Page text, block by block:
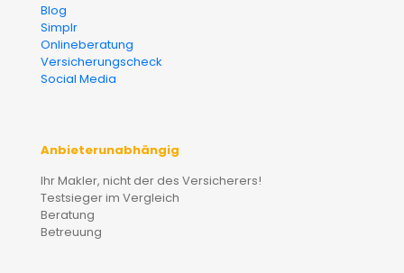
Blog
Simplr
Onlineberatung
Versicherungscheck
Social Media
Anbieterunabhängig
Ihr Makler, nicht der des Versicherers!
Testsieger im Vergleich
Beratung
Betreuung